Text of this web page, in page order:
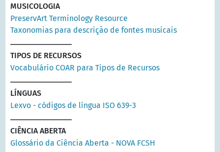
MUSICOLOGIA
PreservArt Terminology Resource
Taxonomias para descrição de fontes musicais
TIPOS DE RECURSOS
Vocabulário COAR para Tipos de Recursos
LÍNGUAS
Lexvo - códigos de língua ISO 639-3
CIÊNCIA ABERTA
Glossário da Ciência Aberta - NOVA FCSH